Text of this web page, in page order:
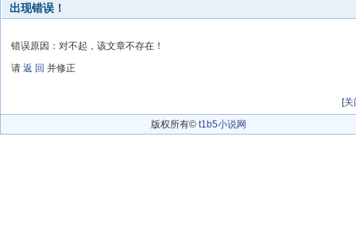
出现错误！
错误原因：对不起，该文章不存在！
请 返 回 并修正
[关
版权所有© t1b5小说网